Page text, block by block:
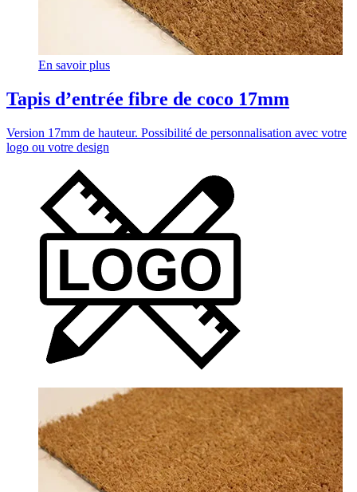
En savoir plus
Tapis d’entrée fibre de coco 17mm
Version 17mm de hauteur. Possibilité de personnalisation avec votre
logo ou votre design